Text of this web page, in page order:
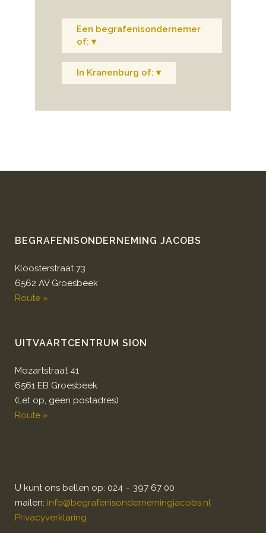
Een begrafenisondernemer
of: ▾
In Kranenburg of: ▾
BEGRAFENISONDERNEMING JACOBS
Kloosterstraat 73
6562 AV Groesbeek
Route »
UITVAARTCENTRUM SION
Mozartstraat 41
6561 EB Groesbeek
(Let op, geen postadres)
Route »
U kunt ons bellen op: 024 – 397 67 00
mailen: info@begrafenisondernemingjacobs.nl
Privacyverklaring